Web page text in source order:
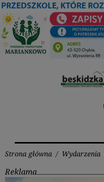
Przejdź
do
treści
Strona główna / Wydarzenia
Reklama